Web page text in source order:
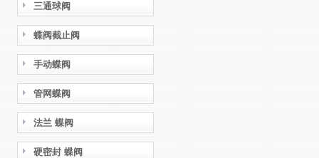
三通球阀
蝶阀截止阀
手动蝶阀
管网蝶阀
法兰 蝶阀
硬密封 蝶阀